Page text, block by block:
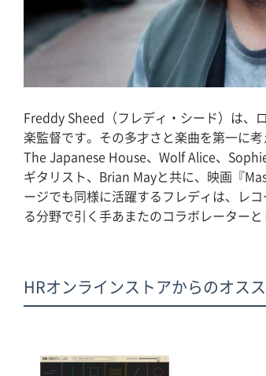
Freddy Sheed（フレディ・シード）は、
楽監督です。その多才さと楽曲を第一に
The Japanese House、Wolf Alice、
ギタリスト、Brian Mayと共に、映画『
ージでも同様に活躍するフレディは、レ
る分野で引く手あまたのコラボレーターと
HRオンラインストアからのオス